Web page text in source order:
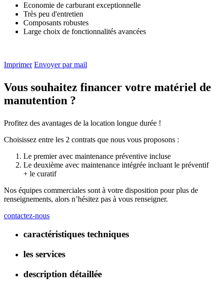
Economie de carburant exceptionnelle
Très peu d'entretien
Composants robustes
Large choix de fonctionnalités avancées
Imprimer Envoyer par mail
Vous souhaitez financer votre matériel de
manutention ?
Profitez des avantages de la location longue durée !
Choisissez entre les 2 contrats que nous vous proposons :
Le premier avec maintenance préventive incluse
Le deuxième avec maintenance intégrée incluant le préventif
+ le curatif
Nos équipes commerciales sont à votre disposition pour plus de
renseignements, alors n’hésitez pas à vous renseigner.
contactez-nous
caractéristiques techniques
les services
description détaillée